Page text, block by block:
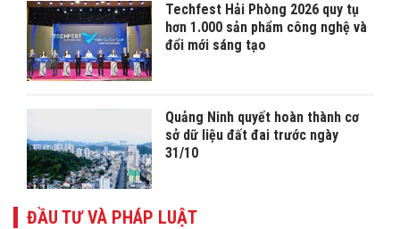
Techfest Hải Phòng 2026 quy tụ
hơn 1.000 sản phẩm công nghệ và
đổi mới sáng tạo
Quảng Ninh quyết hoàn thành cơ
sở dữ liệu đất đai trước ngày
31/10
ĐẦU TƯ VÀ PHÁP LUẬT